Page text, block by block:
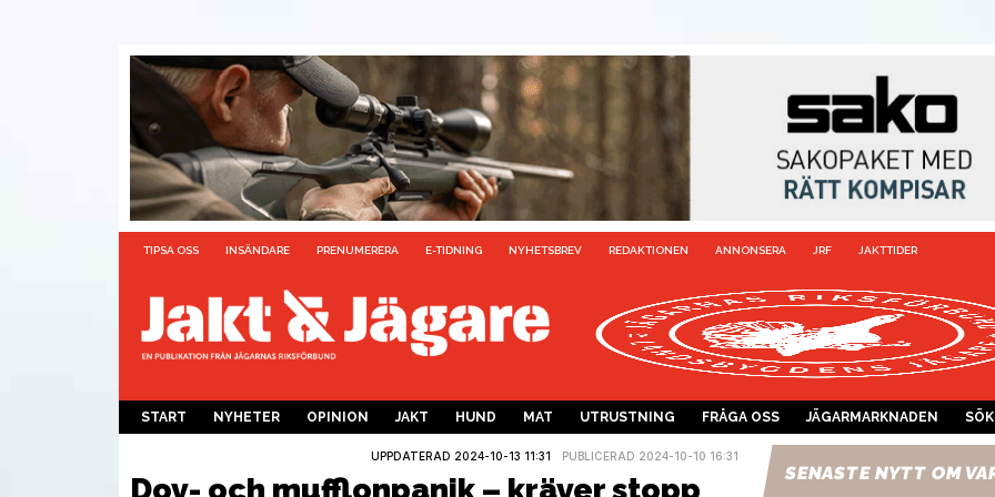
TIPSA OSS INSÄNDARE PRENUMERERA E-TIDNING NYHETSBREV REDAKTIONEN ANNONSERA JRF JAKTTIDER
START NYHETER OPINION JAKT HUND MAT UTRUSTNING FRÅGA OSS JÄGARMARKNADEN SÖK
UPPDATERAD 2024-10-13 11:31 PUBLICERAD 2024-10-10 16:31
Dov- och mufflonpanik – kräver stopp SENASTE NYTT OM